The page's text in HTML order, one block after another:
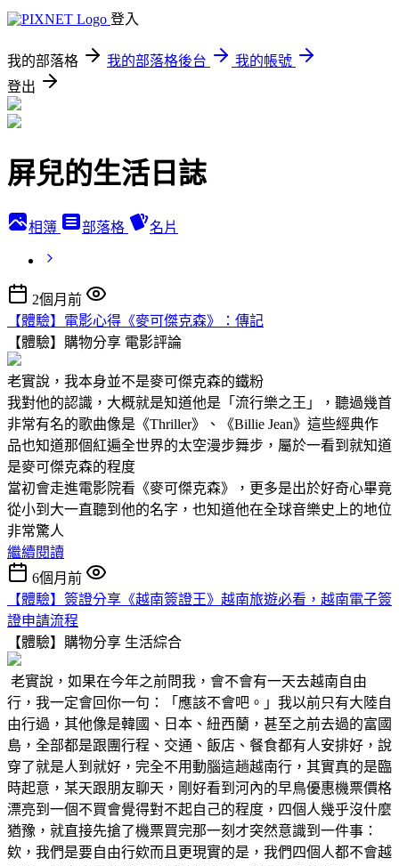
登入
我的部落格 我的部落格後台
我的帳號
登出
屏兒的生活日誌
相簿 部落格 名片
2個月前
【體驗】電影心得《麥可傑克森》：傳記
【體驗】購物分享 電影評論
老實說，我本身並不是麥可傑克森的鐵粉
我對他的認識，大概就是知道他是「流行樂之王」，聽過幾首
非常有名的歌曲像是《Thriller》、《Billie Jean》這些經典作
品也知道那個紅遍全世界的太空漫步舞步，屬於一看到就知道
是麥可傑克森的程度
當初會走進電影院看《麥可傑克森》，更多是出於好奇心畢竟
從小到大一直聽到他的名字，也知道他在全球音樂史上的地位
非常驚人
繼續閱讀
6個月前
【體驗】簽證分享《越南簽證王》越南旅遊必看，越南電子簽
證申請流程
【體驗】購物分享 生活綜合
老實說，如果在今年之前問我，會不會有一天去越南自由
行，我一定會回你一句：「應該不會吧。」我以前只有大陸自
由行過，其他像是韓國、日本、紐西蘭，甚至之前去過的富國
島，全部都是跟團行程、交通、飯店、餐食都有人安排好，說
穿了就是人到就好，完全不用動腦這趟越南行，其實真的是臨
時起意，某天跟朋友聊天，剛好看到河內的早鳥優惠機票價格
漂亮到一個不買會覺得對不起自己的程度，四個人幾乎沒什麼
猶豫，就直接先搶了機票買完那一刻才突然意識到一件事：
欸，我們是要自由行欸而且更現實的是，我們四個人都不會越